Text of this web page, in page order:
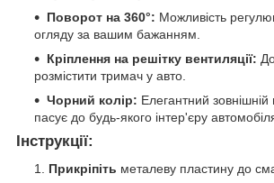
Поворот на 360°: Можливість
огляду за вашим бажанням.
Кріплення на решітку вентиляції:
розмістити тримач у авто.
Чорний колір: Елегантний
пасує до будь-якого інтер'єру
Інструкції:
Прикріпіть металеву пластину до